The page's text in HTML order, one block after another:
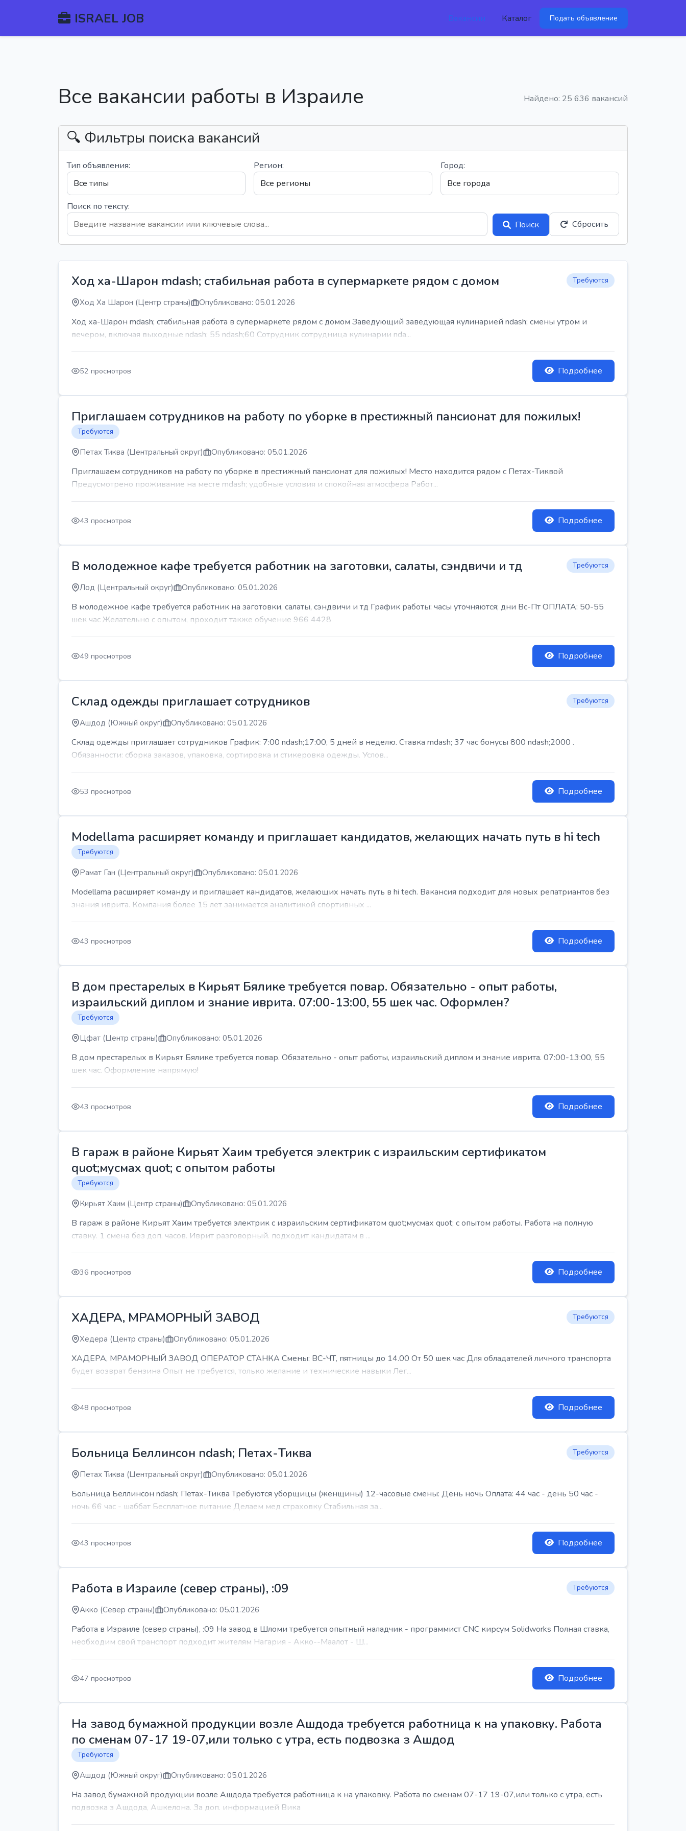
ISRAEL JOB Вакансии Каталог Подать объявление
Все вакансии работы в Израиле Найдено: 25 636 вакансий
🔍 Фильтры поиска вакансий
Тип объявления: Регион: Город:
Поиск по тексту:
Поиск
Сбросить
Ход ха-Шарон mdash; стабильная работа в супермаркете рядом с домом Требуются
Ход Ха Шарон (Центр страны) Опубликовано: 05.01.2026
Ход ха-Шарон mdash; стабильная работа в супермаркете рядом с домом Заведующий заведующая кулинарией ndash; смены утром и
вечером, включая выходные ndash; 55 ndash;60 Сотрудник сотрудница кулинарии nda...
52 просмотров Подробнее
Приглашаем сотрудников на работу по уборке в престижный пансионат для пожилых!
Требуются
Петах Тиква (Центральный округ) Опубликовано: 05.01.2026
Приглашаем сотрудников на работу по уборке в престижный пансионат для пожилых! Место находится рядом с Петах-Тиквой
Предусмотрено проживание на месте mdash; удобные условия и спокойная атмосфера Работ...
43 просмотров Подробнее
В молодежное кафе требуется работник на заготовки, салаты, сэндвичи и тд Требуются
Лод (Центральный округ) Опубликовано: 05.01.2026
В молодежное кафе требуется работник на заготовки, салаты, сэндвичи и тд График работы: часы уточняются; дни Вс-Пт ОПЛАТА: 50-55
шек час Желательно с опытом, проходит также обучение 966 4428
49 просмотров Подробнее
Склад одежды приглашает сотрудников Требуются
Ашдод (Южный округ) Опубликовано: 05.01.2026
Склад одежды приглашает сотрудников График: 7:00 ndash;17:00, 5 дней в неделю. Ставка mdash; 37 час бонусы 800 ndash;2000 .
Обязанности: сборка заказов, упаковка, сортировка и стикеровка одежды. Услов...
53 просмотров Подробнее
Modellama расширяет команду и приглашает кандидатов, желающих начать путь в hi tech
Требуются
Рамат Ган (Центральный округ) Опубликовано: 05.01.2026
Modellama расширяет команду и приглашает кандидатов, желающих начать путь в hi tech. Вакансия подходит для новых репатриантов без
знания иврита. Компания более 15 лет занимается аналитикой спортивных ...
43 просмотров Подробнее
В дом престарелых в Кирьят Бялике требуется повар. Обязательно - опыт работы,
израильский диплом и знание иврита. 07:00-13:00, 55 шек час. Оформлен?
Требуются
Цфат (Центр страны) Опубликовано: 05.01.2026
В дом престарелых в Кирьят Бялике требуется повар. Обязательно - опыт работы, израильский диплом и знание иврита. 07:00-13:00, 55
шек час. Оформление напрямую!
43 просмотров Подробнее
В гараж в районе Кирьят Хаим требуется электрик с израильским сертификатом
quot;мусмах quot; с опытом работы
Требуются
Кирьят Хаим (Центр страны) Опубликовано: 05.01.2026
В гараж в районе Кирьят Хаим требуется электрик с израильским сертификатом quot;мусмах quot; с опытом работы. Работа на полную
ставку. 1 смена без доп. часов. Иврит разговорный. подходит кандидатам в ...
36 просмотров Подробнее
ХАДЕРА, МРАМОРНЫЙ ЗАВОД Требуются
Хедера (Центр страны) Опубликовано: 05.01.2026
ХАДЕРА, МРАМОРНЫЙ ЗАВОД ОПЕРАТОР СТАНКА Смены: ВС-ЧТ, пятницы до 14.00 От 50 шек час Для обладателей личного транспорта
будет возврат бензина Опыт не требуется, только желание и технические навыки Лег...
48 просмотров Подробнее
Больница Беллинсон ndash; Петах-Тиква Требуются
Петах Тиква (Центральный округ) Опубликовано: 05.01.2026
Больница Беллинсон ndash; Петах-Тиква Требуются уборщицы (женщины) 12-часовые смены: День ночь Оплата: 44 час - день 50 час -
ночь 66 час - шаббат Бесплатное питание Делаем мед страховку Стабильная за...
43 просмотров Подробнее
Работа в Израиле (север страны), :09 Требуются
Акко (Север страны) Опубликовано: 05.01.2026
Работа в Израиле (север страны), :09 На завод в Шломи требуется опытный наладчик - программист CNC кирсум Solidworks Полная ставка,
необходим свой транспорт подходит жителям Нагария - Акко--Маалот - Ш...
47 просмотров Подробнее
На завод бумажной продукции возле Ашдода требуется работница к на упаковку. Работа
по сменам 07-17 19-07,или только с утра, есть подвозка з Ашдод
Требуются
Ашдод (Южный округ) Опубликовано: 05.01.2026
На завод бумажной продукции возле Ашдода требуется работница к на упаковку. Работа по сменам 07-17 19-07,или только с утра, есть
подвозка з Ашдода, Ашкелона. За доп. информацией Вика